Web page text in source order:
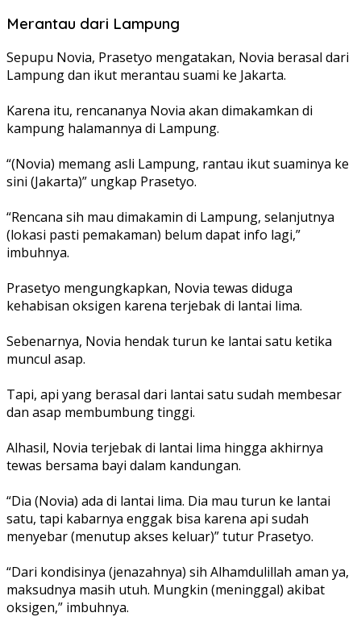
Merantau dari Lampung
Sepupu Novia, Prasetyo mengatakan, Novia berasal dari
Lampung dan ikut merantau suami ke Jakarta.
Karena itu, rencananya Novia akan dimakamkan di
kampung halamannya di Lampung.
“(Novia) memang asli Lampung, rantau ikut suaminya ke
sini (Jakarta)” ungkap Prasetyo.
“Rencana sih mau dimakamin di Lampung, selanjutnya
(lokasi pasti pemakaman) belum dapat info lagi,”
imbuhnya.
Prasetyo mengungkapkan, Novia tewas diduga
kehabisan oksigen karena terjebak di lantai lima.
Sebenarnya, Novia hendak turun ke lantai satu ketika
muncul asap.
Tapi, api yang berasal dari lantai satu sudah membesar
dan asap membumbung tinggi.
Alhasil, Novia terjebak di lantai lima hingga akhirnya
tewas bersama bayi dalam kandungan.
“Dia (Novia) ada di lantai lima. Dia mau turun ke lantai
satu, tapi kabarnya enggak bisa karena api sudah
menyebar (menutup akses keluar)” tutur Prasetyo.
“Dari kondisinya (jenazahnya) sih Alhamdulillah aman ya,
maksudnya masih utuh. Mungkin (meninggal) akibat
oksigen,” imbuhnya.